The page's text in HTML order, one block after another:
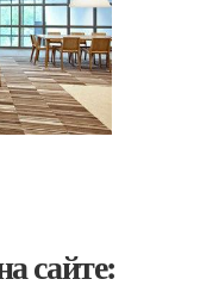
сайте: